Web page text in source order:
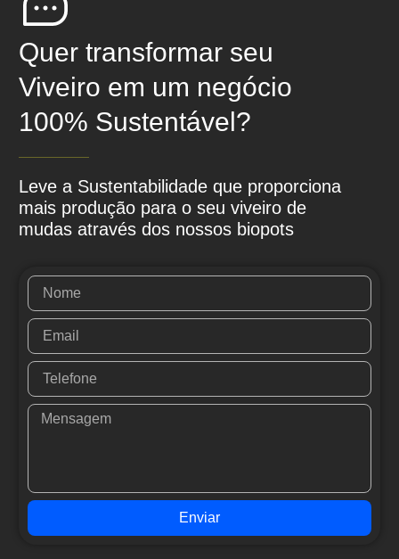
Quer transformar seu
Viveiro em um negócio
100% Sustentável?
Leve a Sustentabilidade que proporciona
mais produção para o seu viveiro de
mudas através dos nossos biopots
Enviar